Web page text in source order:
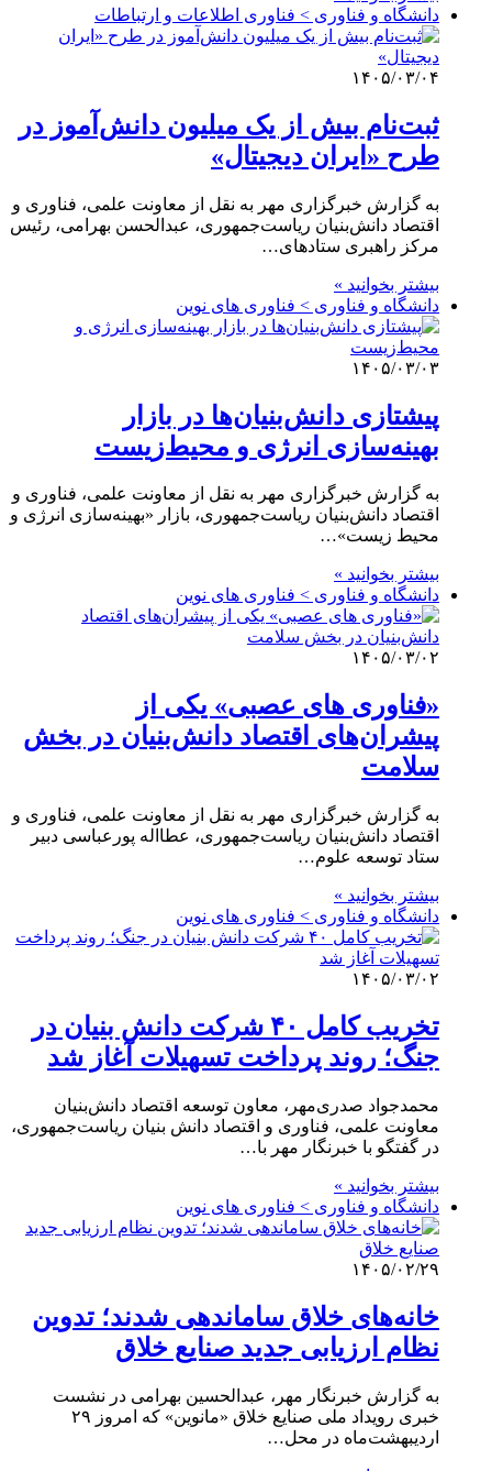
دانشگاه و فناوری > فناوری اطلاعات و ارتباطات
۱۴۰۵/۰۳/۰۴
ثبت‌نام بیش از یک میلیون دانش‌آموز در
طرح «ایران دیجیتال»
به گزارش خبرگزاری مهر به نقل از معاونت علمی، فناوری و
اقتصاد دانش‌بنیان ریاست‌جمهوری، عبدالحسن بهرامی، رئیس
مرکز راهبری ستادهای…
بیشتر بخوانید »
دانشگاه و فناوری > فناوری های نوین
۱۴۰۵/۰۳/۰۳
پیشتازی دانش‌بنیان‌ها در بازار
بهینه‌سازی انرژی و محیط‌زیست
به گزارش خبرگزاری مهر به نقل از معاونت علمی، فناوری و
اقتصاد دانش‌بنیان ریاست‌جمهوری، بازار «بهینه‌سازی انرژی و
محیط زیست»…
بیشتر بخوانید »
دانشگاه و فناوری > فناوری های نوین
۱۴۰۵/۰۳/۰۲
«فناوری های عصبی» یکی از
پیشران‌های اقتصاد دانش‌بنیان در بخش
سلامت
به گزارش خبرگزاری مهر به نقل از معاونت علمی، فناوری و
اقتصاد دانش‌بنیان ریاست‌جمهوری، عطااله پورعباسی دبیر
ستاد توسعه علوم…
بیشتر بخوانید »
دانشگاه و فناوری > فناوری های نوین
۱۴۰۵/۰۳/۰۲
تخریب کامل ۴۰ شرکت دانش بنیان در
جنگ‌؛ روند پرداخت تسهیلات آغاز شد
محمدجواد صدری‌مهر، معاون توسعه اقتصاد دانش‌بنیان
معاونت علمی، فناوری و اقتصاد دانش بنیان ریاست‌جمهوری،
در گفتگو با خبرنگار مهر با…
بیشتر بخوانید »
دانشگاه و فناوری > فناوری های نوین
۱۴۰۵/۰۲/۲۹
خانه‌های خلاق ساماندهی شدند؛ تدوین
نظام ارزیابی جدید صنایع خلاق
به گزارش خبرنگار مهر، عبدالحسین بهرامی در نشست
خبری رویداد ملی صنایع خلاق «مانوین» که امروز ۲۹
اردیبهشت‌ماه در محل…